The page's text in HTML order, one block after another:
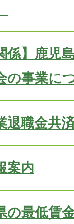
係】鹿児
の事業に
退職金共
案内
の最低賃